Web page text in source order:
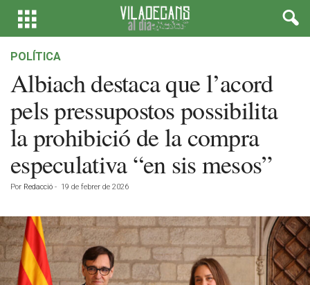
POLÍTICA
Albiach destaca que l’acord
pels pressupostos possibilita
la prohibició de la compra
especulativa “en sis mesos”
Por Redacció - 19 de febrer de 2026